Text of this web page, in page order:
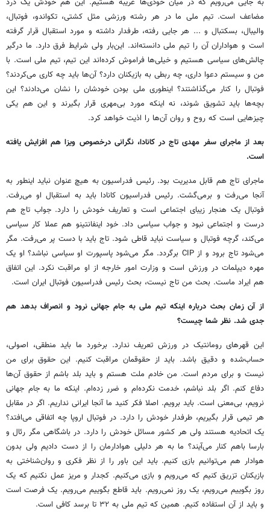
مضاعف است. تیم ملی ما در هر رشته ورزشی مثل کشتی، تکواندو، فوتبال،
والیبال، بسکتبال و ... هر جایی رفته، طرفدار داشته و مورد استقبال قرار گرفته
است و هواداران آن را تیم ملی دانسته‌اند. این‌بار ولی شرایط فرق دارد. ما درگیر
چالش‌های سیاسی هستیم و خیلی‌ها فراموش کرده‌اند این تیم، تیم ملی است. با
من و سیستم دعوا داری، چه ربطی به بازیکنان دارد؟ آن‌ها باید چه کاری می‌کردند؟
فوتبال را کنار می‌گذاشتند؟ اینطوری ملی بودن خودشان را نشان می‌دادند؟ این
بچه‌ها باید تشویق شوند، نه اینکه مورد بی‌مهری قرار بگیرند و این هم یکی
چیزهایی است که روح و روان آن‌ها را اذیت خواهد کرد.
بعد از ماجرای سفر مهدی تاج در کانادا، نگرانی درخصوص ویزا هم افزایش یافته
است.
ماجرای تاج هم قابل مدیریت بود. رئیس فدراسیون به هیچ عنوان نباید اینطور به
آنجا می‌رفت و برمی‌گشت. رئیس فدراسیون کانادا باید به استقبال او می‌رفت.
فوتبال یک هنجار زیبای اجتماعی است و تعاریف خودش را دارد. جواب تاج هم
درست و اجتماعی نبود و جواب سیاسی داد. خود اینفانتینو هم عملا کار سیاسی
می‌کند، گرچه فوتبال و سیاست نباید قاطی شود. تاج باید با دست پر می‌رفت. مگر
می‌شود تاج برود و از CIP برگردد. مگر می‌شود پاسپورت او سیاسی نباشد؟ او یک
مهره دیپلمات در ورزش است و وزارت امور خارجه از او مراقبت نکرد. این اتفاق
هم ایراد ماست. بحث من تاج نیست، بحث رئیس فدراسیون فوتبال ایران است.
از آن زمان بحث درباره اینکه تیم ملی به جام جهانی نرود و انصراف بدهد هم
جدی شد. نظر شما چیست؟
این قهرهای رومانتیک در ورزش تعریف ندارد. برخورد ما باید منطقی، اصولی،
حساب‌شده و دقیق باشد. باید از حقوقمان مراقبت کنیم. این حقوق برای من
نیست و برای مردم است. من خادم ملت هستم و باید بلد باشم از حقوق آن‌ها
دفاع کنم. اگر بلد نباشم، خدمت نکرده‌ام و ضرر زده‌ام. اینکه ما به جام جهانی
نرویم، بی‌معنی است. باید برویم. اصلا فکر کنید ما آنجا ایرانی نداریم. اگر در مقابل
هر تیمی قرار بگیریم، طرفدار خودش را دارد. در فوتبال اروپا چه اتفاقی می‌افتد؟
یک اتحادیه هستند ولی هر کشور مسائل خودش را دارد. در باشگاهی مگر رئال و
بارسا باهم کنار می‌آیند؟ ما به هر دلیلی هوادارمان را از دست دادیم ولی بدون
هوادار هم می‌توانیم بازی کنیم. باید این باور را از نظر فکری و روان‌شناختی به
بازیکنان تزریق کنیم که می‌رویم و بازی می‌کنیم. کجدار و مریز عمل نکنیم که یک
روز بگوییم می‌رویم، یک روز نمی‌رویم. باید قاطع بگوییم می‌رویم. یک فرصت است
و باید از آن استفاده کنیم. همین که تیم ملی به ۳۲ تا برسد کافی است.